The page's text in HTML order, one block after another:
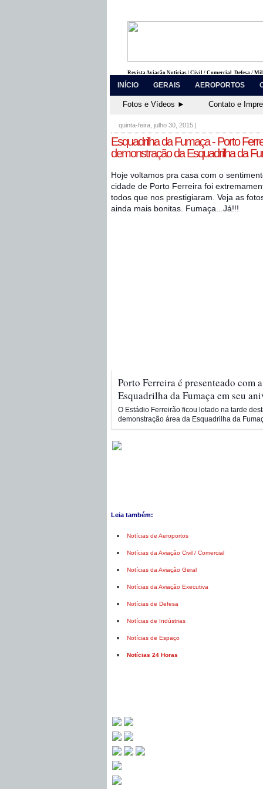
Revista Aviação Notícias | Civil / Comercial, Defesa /
INÍCIO GERAIS AEROPORTOS
Fotos e Vídeos ► Contato e
quinta-feira, julho 30, 2015 |
Esquadrilha da Fumaça - Porto
demonstração da Esquadrilha da
Hoje voltamos pra casa com o
cidade de Porto Ferreira foi
todos que nos prestigiaram. Veja as
ainda mais bonitas. Fumaça...Já!!!
Porto Ferreira é presenteado com
Esquadrilha da Fumaça em seu
O Estádio Ferreirão ficou lotado na tarde
demonstração área da Esquadrilha da
Leia também:
Notícias de Aeroportos
Notícias da Aviação Civil / Comercial
Notícias da Aviação Geral
Notícias da Aviação Executiva
Notícias de Defesa
Notícias de Indústrias
Notícias de Espaço
Notícias 24 Horas